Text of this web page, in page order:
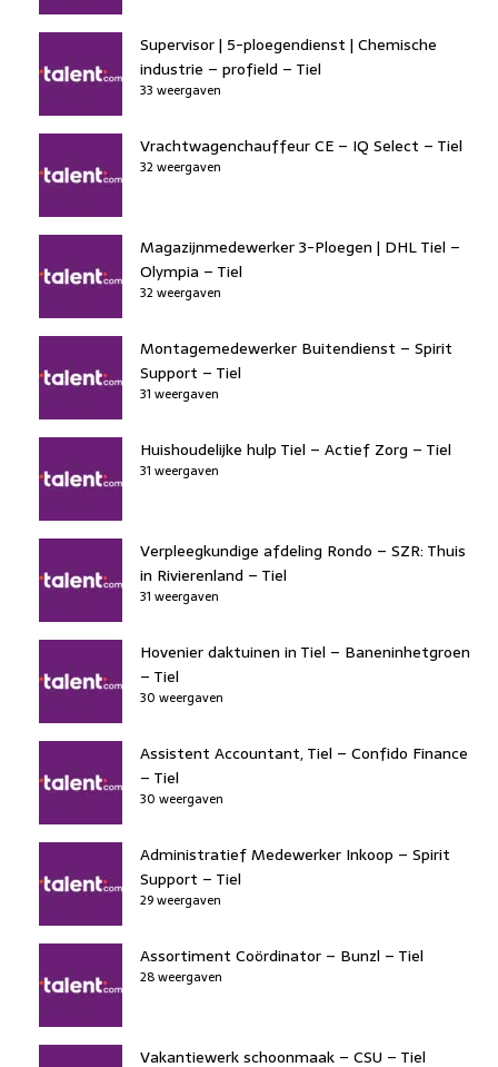
Supervisor | 5-ploegendienst | Chemische
industrie – profield – Tiel
33 weergaven
Vrachtwagenchauffeur CE – IQ Select – Tiel
32 weergaven
Magazijnmedewerker 3-Ploegen | DHL Tiel –
Olympia – Tiel
32 weergaven
Montagemedewerker Buitendienst – Spirit
Support – Tiel
31 weergaven
Huishoudelijke hulp Tiel – Actief Zorg – Tiel
31 weergaven
Verpleegkundige afdeling Rondo – SZR: Thuis
in Rivierenland – Tiel
31 weergaven
Hovenier daktuinen in Tiel – Baneninhetgroen
– Tiel
30 weergaven
Assistent Accountant, Tiel – Confido Finance
– Tiel
30 weergaven
Administratief Medewerker Inkoop – Spirit
Support – Tiel
29 weergaven
Assortiment Coördinator – Bunzl – Tiel
28 weergaven
Vakantiewerk schoonmaak – CSU – Tiel